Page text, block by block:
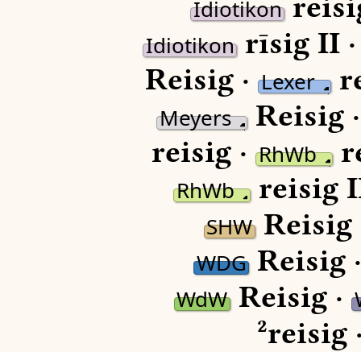
Idiotikon
Idiotikonrīsig II
Reisig ·Lexer
Meyers Reisig
reisig ·RhWb
RhWb reisig
SHWReisig
WDGReisig
WdWReisig ·
²reisig